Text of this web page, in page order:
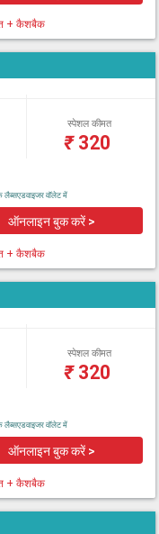
+ कैशबैक
स्पेशल कीमत
₹320
वॉलेट में
ऑनलाइन बुक करें >
+ कैशबैक
स्पेशल कीमत
₹320
वॉलेट में
ऑनलाइन बुक करें >
+ कैशबैक